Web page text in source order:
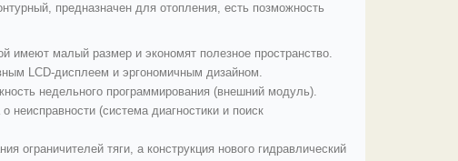
предназначен для отопления, есть позможность
имеют малый размер и экономят полезное пространство.
LCD-дисплеем и эргономичным дизайном.
недельного программирования (внешний модуль).
неисправности (система диагностики и поиск
ограничителей тяги, а конструкция нового гидравлический